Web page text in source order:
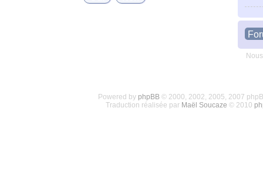
Powered by phpBB© 2000, 2002, 2005, 2007
Traduction réalisée par Maël Soucaze © 2010